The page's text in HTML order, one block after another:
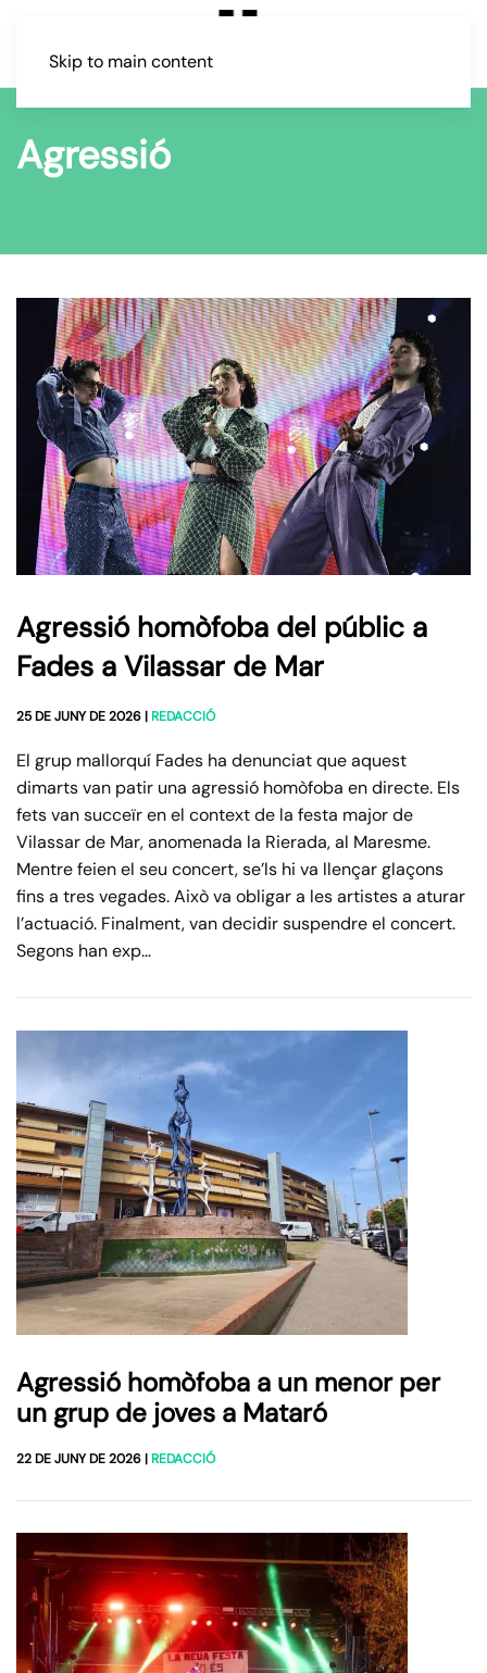
Skip to main content
Agressió
Agressió homòfoba del públic a
Fades a Vilassar de Mar
25 DE JUNY DE 2026 |REDACCIÓ
El grup mallorquí Fades ha denunciat que aquest
dimarts van patir una agressió homòfoba en directe. Els
fets van succeïr en el context de la festa major de
Vilassar de Mar, anomenada la Rierada, al Maresme.
Mentre feien el seu concert, se’ls hi va llençar glaçons
fins a tres vegades. Això va obligar a les artistes a aturar
l’actuació. Finalment, van decidir suspendre el concert.
Segons han exp…
Agressió homòfoba a un menor per
un grup de joves a Mataró
22 DE JUNY DE 2026 |REDACCIÓ